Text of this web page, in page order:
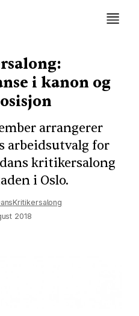
i kanon og
arrangerer
arbeidsutvalg for
kritikersalong
i Oslo.
Kritikersalong
2018